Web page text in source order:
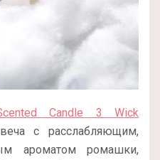
Candle 3 Wick
с расслабляющим,
ароматом ромашки,